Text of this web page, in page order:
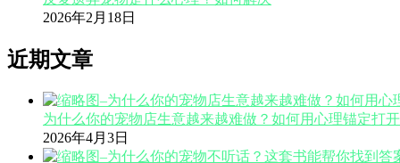
2026年2月18日
近期文章
为什么你的宠物店生意越来越难做？如何用心理锚定打
2026年4月3日